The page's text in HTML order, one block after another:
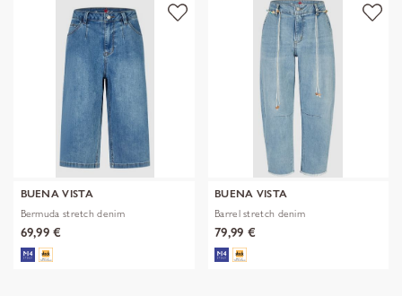
BUENA VISTA
Bermuda stretch denim
69,99 €
BUENA VISTA
Barrel stretch denim
79,99 €